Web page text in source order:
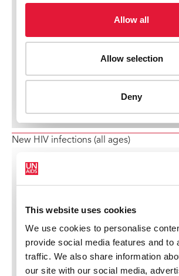
New HIV infections (all ages)